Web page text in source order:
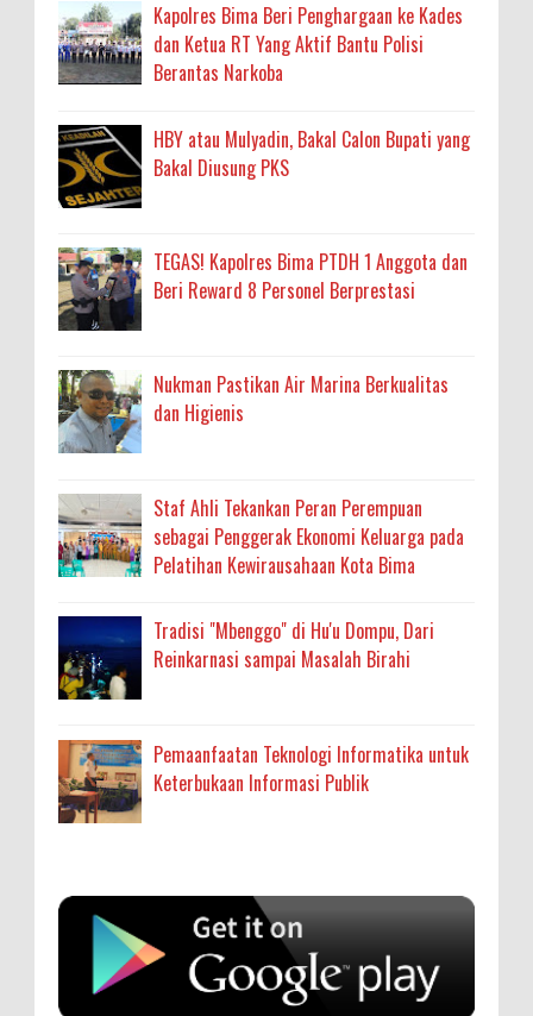
Kapolres Bima Beri Penghargaan ke Kades
dan Ketua RT Yang Aktif Bantu Polisi
Berantas Narkoba
HBY atau Mulyadin, Bakal Calon Bupati yang
Bakal Diusung PKS
TEGAS! Kapolres Bima PTDH 1 Anggota dan
Beri Reward 8 Personel Berprestasi
Nukman Pastikan Air Marina Berkualitas
dan Higienis
Staf Ahli Tekankan Peran Perempuan
sebagai Penggerak Ekonomi Keluarga pada
Pelatihan Kewirausahaan Kota Bima
Tradisi "Mbenggo" di Hu'u Dompu, Dari
Reinkarnasi sampai Masalah Birahi
Pemaanfaatan Teknologi Informatika untuk
Keterbukaan Informasi Publik
Anonymous
sumbu pdk nh org
SIGAPUAN dan Ikhtiar Kota Bima Menjemput
Korban Kekerasan
Oleh: MardiaturrahmahAdministrasi Kesehatan
Ahli Madya, Dinas Kesehatan... read more